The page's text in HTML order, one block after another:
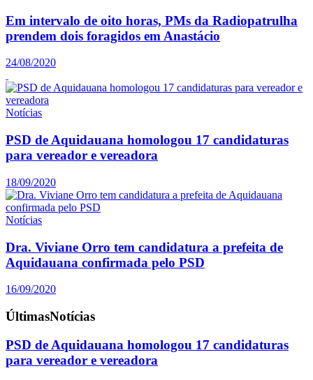
Em intervalo de oito horas, PMs da Radiopatrulha
prendem dois foragidos em Anastácio
24/08/2020
Notícias
PSD de Aquidauana homologou 17 candidaturas
para vereador e vereadora
18/09/2020
Notícias
Dra. Viviane Orro tem candidatura a prefeita de
Aquidauana confirmada pelo PSD
16/09/2020
ÚltimasNotícias
PSD de Aquidauana homologou 17 candidaturas
para vereador e vereadora